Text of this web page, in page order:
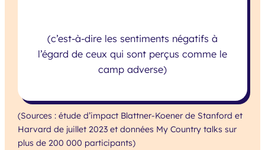
(c’est-à-dire les sentiments négatifs à
l’égard de ceux qui sont perçus comme le
camp adverse)
(Sources : étude d’impact Blattner-Koener de Stanford et
Harvard de juillet 2023 et données My Country talks sur
plus de 200 000 participants)